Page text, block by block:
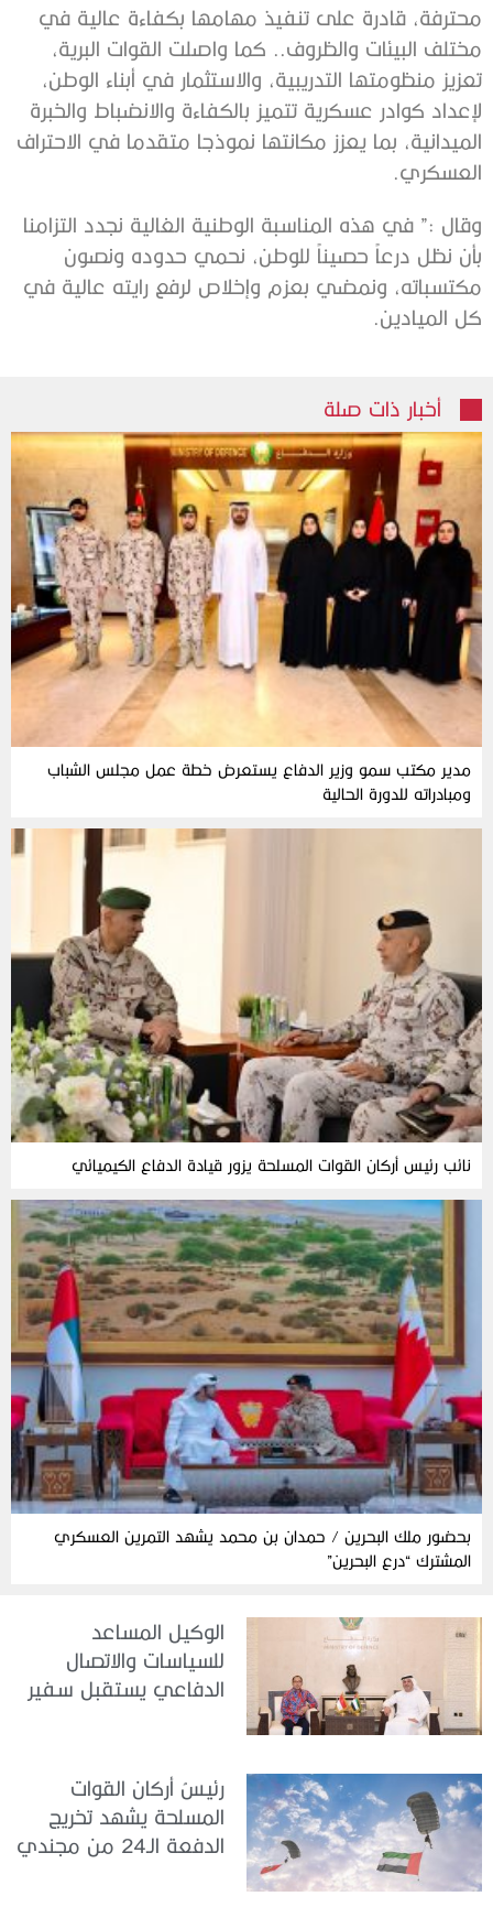
محترفة، قادرة على تنفيذ مهامها بكفاءة عالية في
مختلف البيئات والظروف.. كما واصلت القوات البرية،
تعزيز منظومتها التدريبية، والاستثمار في أبناء الوطن،
لإعداد كوادر عسكرية تتميز بالكفاءة والانضباط والخبرة
الميدانية، بما يعزز مكانتها نموذجا متقدما في الاحتراف
العسكري.
وقال :” في هذه المناسبة الوطنية الغالية نجدد التزامنا
بأن نظل درعاً حصيناً للوطن، نحمي حدوده ونصون
مكتسباته، ونمضي بعزم وإخلاص لرفع رايته عالية في
كل الميادين.
أخبار ذات صلة
مدير مكتب سمو وزير الدفاع يستعرض خطة عمل مجلس الشباب
ومبادراته للدورة الحالية
نائب رئيس أركان القوات المسلحة يزور قيادة الدفاع الكيميائي
بحضور ملك البحرين / حمدان بن محمد يشهد التمرين العسكري
المشترك “درع البحرين”
الوكيل المساعد
للسياسات والاتصال
الدفاعي يستقبل سفير
رئيسُ أركان القوات
المسلحة يشهد تخريج
الدفعة الـ24 من مجندي